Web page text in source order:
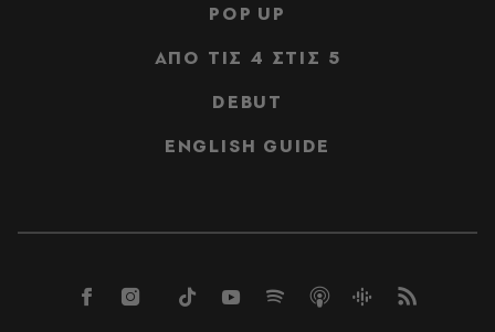
POP UP
ΑΠΟ ΤΙΣ 4 ΣΤΙΣ 5
DEBUT
ENGLISH GUIDE